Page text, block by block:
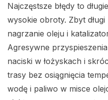
Najczęstsze błędy to
wysokie obroty. Zbyt długi
nagrzanie oleju i
Agresywne
naciski w łożyskach i
trasy bez osiągnięcia
wodę i paliwo w misce